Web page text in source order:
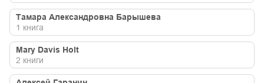
Тамара Александровна Барышева
1 книга
Mary Davis Holt
2 книги